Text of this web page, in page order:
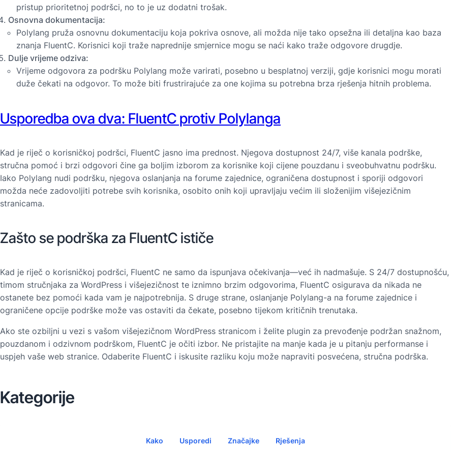
pristup prioritetnoj podršci, no to je uz dodatni trošak.
Osnovna dokumentacija:
Polylang pruža osnovnu dokumentaciju koja pokriva osnove, ali možda nije tako opsežna ili detaljna kao baza
znanja FluentC. Korisnici koji traže naprednije smjernice mogu se naći kako traže odgovore drugdje.
Dulje vrijeme odziva:
Vrijeme odgovora za podršku Polylang može varirati, posebno u besplatnoj verziji, gdje korisnici mogu morati
duže čekati na odgovor. To može biti frustrirajuće za one kojima su potrebna brza rješenja hitnih problema.
Usporedba ova dva: FluentC protiv Polylanga
Kad je riječ o korisničkoj podršci, FluentC jasno ima prednost. Njegova dostupnost 24/7, više kanala podrške,
stručna pomoć i brzi odgovori čine ga boljim izborom za korisnike koji cijene pouzdanu i sveobuhvatnu podršku.
Iako Polylang nudi podršku, njegova oslanjanja na forume zajednice, ograničena dostupnost i sporiji odgovori
možda neće zadovoljiti potrebe svih korisnika, osobito onih koji upravljaju većim ili složenijim višejezičnim
stranicama.
Zašto se podrška za FluentC ističe
Kad je riječ o korisničkoj podršci, FluentC ne samo da ispunjava očekivanja—već ih nadmašuje. S 24/7 dostupnošću,
timom stručnjaka za WordPress i višejezičnost te iznimno brzim odgovorima, FluentC osigurava da nikada ne
ostanete bez pomoći kada vam je najpotrebnija. S druge strane, oslanjanje Polylang-a na forume zajednice i
ograničene opcije podrške može vas ostaviti da čekate, posebno tijekom kritičnih trenutaka.
Ako ste ozbiljni u vezi s vašom višejezičnom WordPress stranicom i želite plugin za prevođenje podržan snažnom,
pouzdanom i odzivnom podrškom, FluentC je očiti izbor. Ne pristajite na manje kada je u pitanju performanse i
uspjeh vaše web stranice. Odaberite FluentC i iskusite razliku koju može napraviti posvećena, stručna podrška.
Kategorije
Kako Usporedi Značajke Rješenja